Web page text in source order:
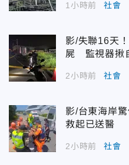
1小時前 社會
影/失聯16天
屍 監視器揪
2小時前 社會
影/台東海岸
救起已送醫
2小時前 社會